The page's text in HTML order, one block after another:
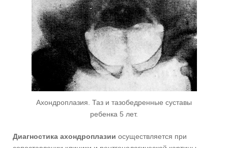
Ахондроплазия. Таз и тазобедренные суставы
ребенка 5 лет.
Диагностика ахондроплазии осуществляется при